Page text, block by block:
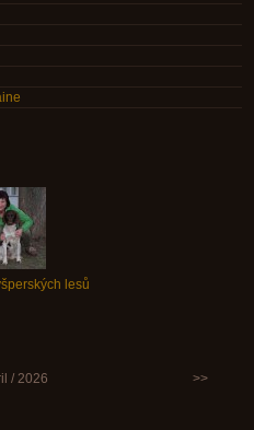
lesů
/ 2026 >>